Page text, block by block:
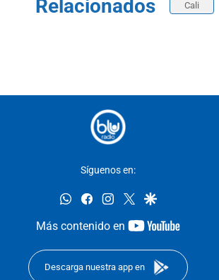
Relacionados Cali
Síguenos en:
whatsappfacebookinstagram
twittergoogle
Más contenido en
youtube-
Descarga nuestra app en